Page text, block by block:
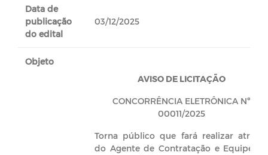
Data de
publicação
do edital
03/12/2025
Objeto
AVISO DE LICITAÇÃO
CONCORRÊNCIA ELETRÔNICA Nº
00011/2025
Torna público que fará realizar através
do Agente de Contratação e Equipe de